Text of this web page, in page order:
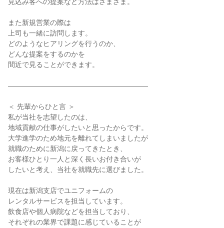
また新規営業の際は
上司も一緒に訪問します。
どのようなヒアリングを行うのか、
どんな提案をするのかを
間近で見ることができます。
――――――――――――――――――――
＜ 先輩からひと言 ＞
私が当社を志望したのは、
地域貢献の仕事がしたいと思ったからです。
大学進学のため地元を離れてしまいましたが
就職のために新潟に戻ってきたとき、
お客様ひとり一人と深く長いお付き合いが
したいと考え、当社を就職先に選びました。
現在は新潟支店でユニフォームの
レンタルサービスを担当しています。
飲食店や個人病院などを担当しており、
それぞれの業界で課題に感じていることが